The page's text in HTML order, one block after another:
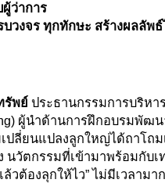
ว่าการ
วงจร ทุกทักษะ สร้างผลลัพธ์
พย์ ประธานกรรมการบริห
ผู้นำด้านการฝึกอบรมพัฒ
ปลี่ยนแปลงลูกใหญ่ได้ถาโถม
นวัตกรรมที่เข้ามาพร้อมกับ
ต้องลุกให้ไว” ไม่มีเวลามา